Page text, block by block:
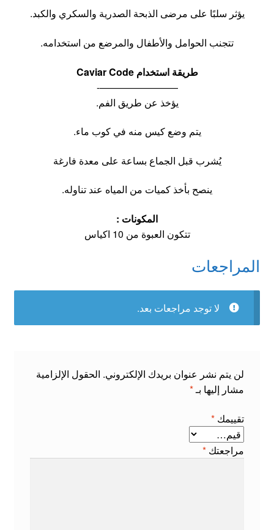
يؤثر سلبًا على مرضى الذبحة الصدرية والسكري والكبد.
تتجنب الحوامل والأطفال والمرضع من استخدامه.
طريقة استخدام Caviar Code
————————-
يؤخذ عن طريق الفم.
يتم وضع كيس منه في كوب ماء.
يُشرب قبل الجماع بساعة على معدة فارغة
ينصح بأخذ كميات من المياه عند تناوله.
المكونات :
تتكون العبوة من 10 اكياس
المراجعات
لا توجد مراجعات بعد.
لن يتم نشر عنوان بريدك الإلكتروني. الحقول الإلزامية
مشار إليها بـ*
تقييمك *
مراجعتك *